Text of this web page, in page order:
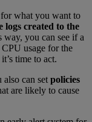
for what you want to
logs created to the
way, you can see if a
usage for the
time to act.
can set policies
are likely to cause